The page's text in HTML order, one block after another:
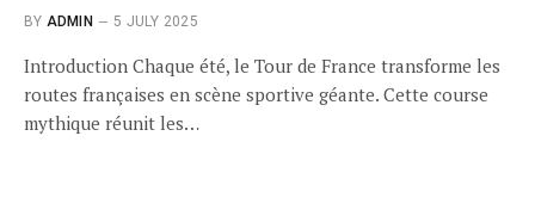
BY ADMIN 5 JULY 2025
Introduction Chaque été, le Tour de France transforme les
routes françaises en scène sportive géante. Cette course
mythique réunit les…